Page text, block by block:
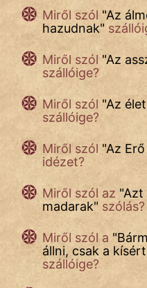
Miről szól "Az
hazudnak"
Miről szól "Az
szállóige?
Miről szól "Az
szállóige?
Miről szól "Az
idézet?
Miről szól az "Azt
madarak" szólás?
Miről szól a "
állni, csak a
szállóige?